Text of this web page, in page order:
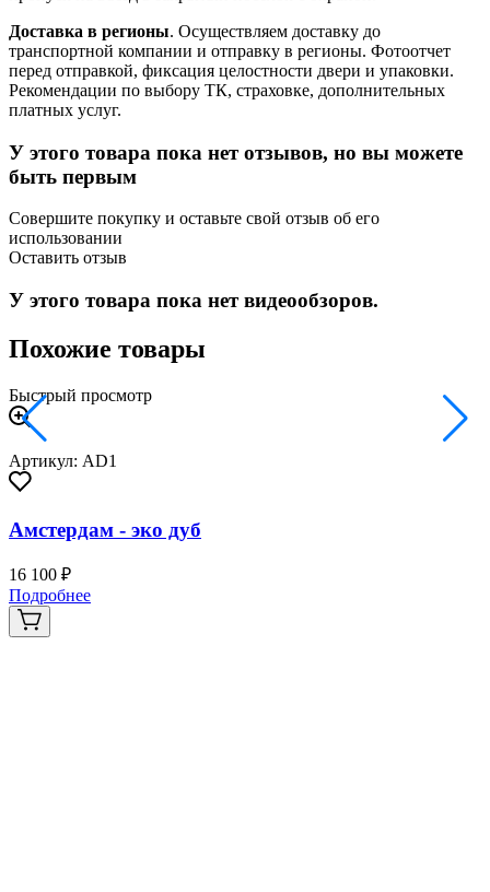
Доставка в регионы. Осуществляем доставку до
транспортной компании и отправку в регионы. Фотоотчет
перед отправкой, фиксация целостности двери и упаковки.
Рекомендации по выбору ТК, страховке, дополнительных
платных услуг.
У этого товара пока нет отзывов, но вы можете
быть первым
Совершите покупку и оставьте свой отзыв об его
использовании
Оставить отзыв
У этого товара пока нет видеообзоров.
Похожие товары
Быстрый просмотр
Артикул: AD1
Амстердам - эко дуб
16 100 ₽
Подробнее